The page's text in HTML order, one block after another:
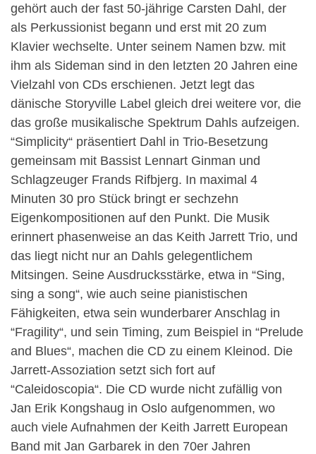
gehört auch der fast 50-jährige Carsten Dahl, der
als Perkussionist begann und erst mit 20 zum
Klavier wechselte. Unter seinem Namen bzw. mit
ihm als Sideman sind in den letzten 20 Jahren eine
Vielzahl von CDs erschienen. Jetzt legt das
dänische Storyville Label gleich drei weitere vor, die
das große musikalische Spektrum Dahls aufzeigen.
“Simplicity“ präsentiert Dahl in Trio-Besetzung
gemeinsam mit Bassist Lennart Ginman und
Schlagzeuger Frands Rifbjerg. In maximal 4
Minuten 30 pro Stück bringt er sechzehn
Eigenkompositionen auf den Punkt. Die Musik
erinnert phasenweise an das Keith Jarrett Trio, und
das liegt nicht nur an Dahls gelegentlichem
Mitsingen. Seine Ausdrucksstärke, etwa in “Sing,
sing a song“, wie auch seine pianistischen
Fähigkeiten, etwa sein wunderbarer Anschlag in
“Fragility“, und sein Timing, zum Beispiel in “Prelude
and Blues“, machen die CD zu einem Kleinod. Die
Jarrett-Assoziation setzt sich fort auf
“Caleidoscopia“. Die CD wurde nicht zufällig von
Jan Erik Kongshaug in Oslo aufgenommen, wo
auch viele Aufnahmen der Keith Jarrett European
Band mit Jan Garbarek in den 70er Jahren